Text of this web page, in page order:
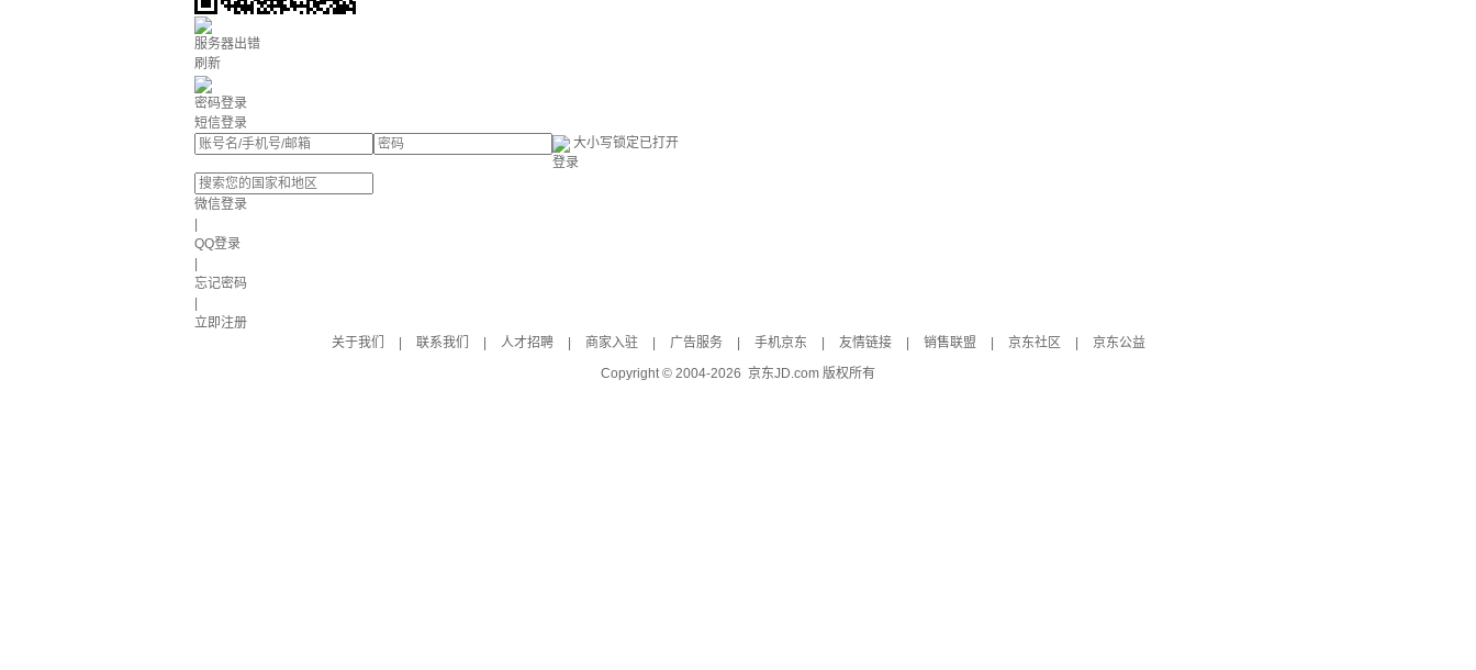
服务器出错
刷新
密码登录
短信登录
大小写锁定已打开
登录
微信登录
QQ登录
忘记密码
立即注册
关于我们
联系我们 人才招聘 商家入驻 广告服务 手机京东 友情链接 销售联盟 京东社区
京东公益
Copyright © 2004-2026 京东JD.com 版权所有